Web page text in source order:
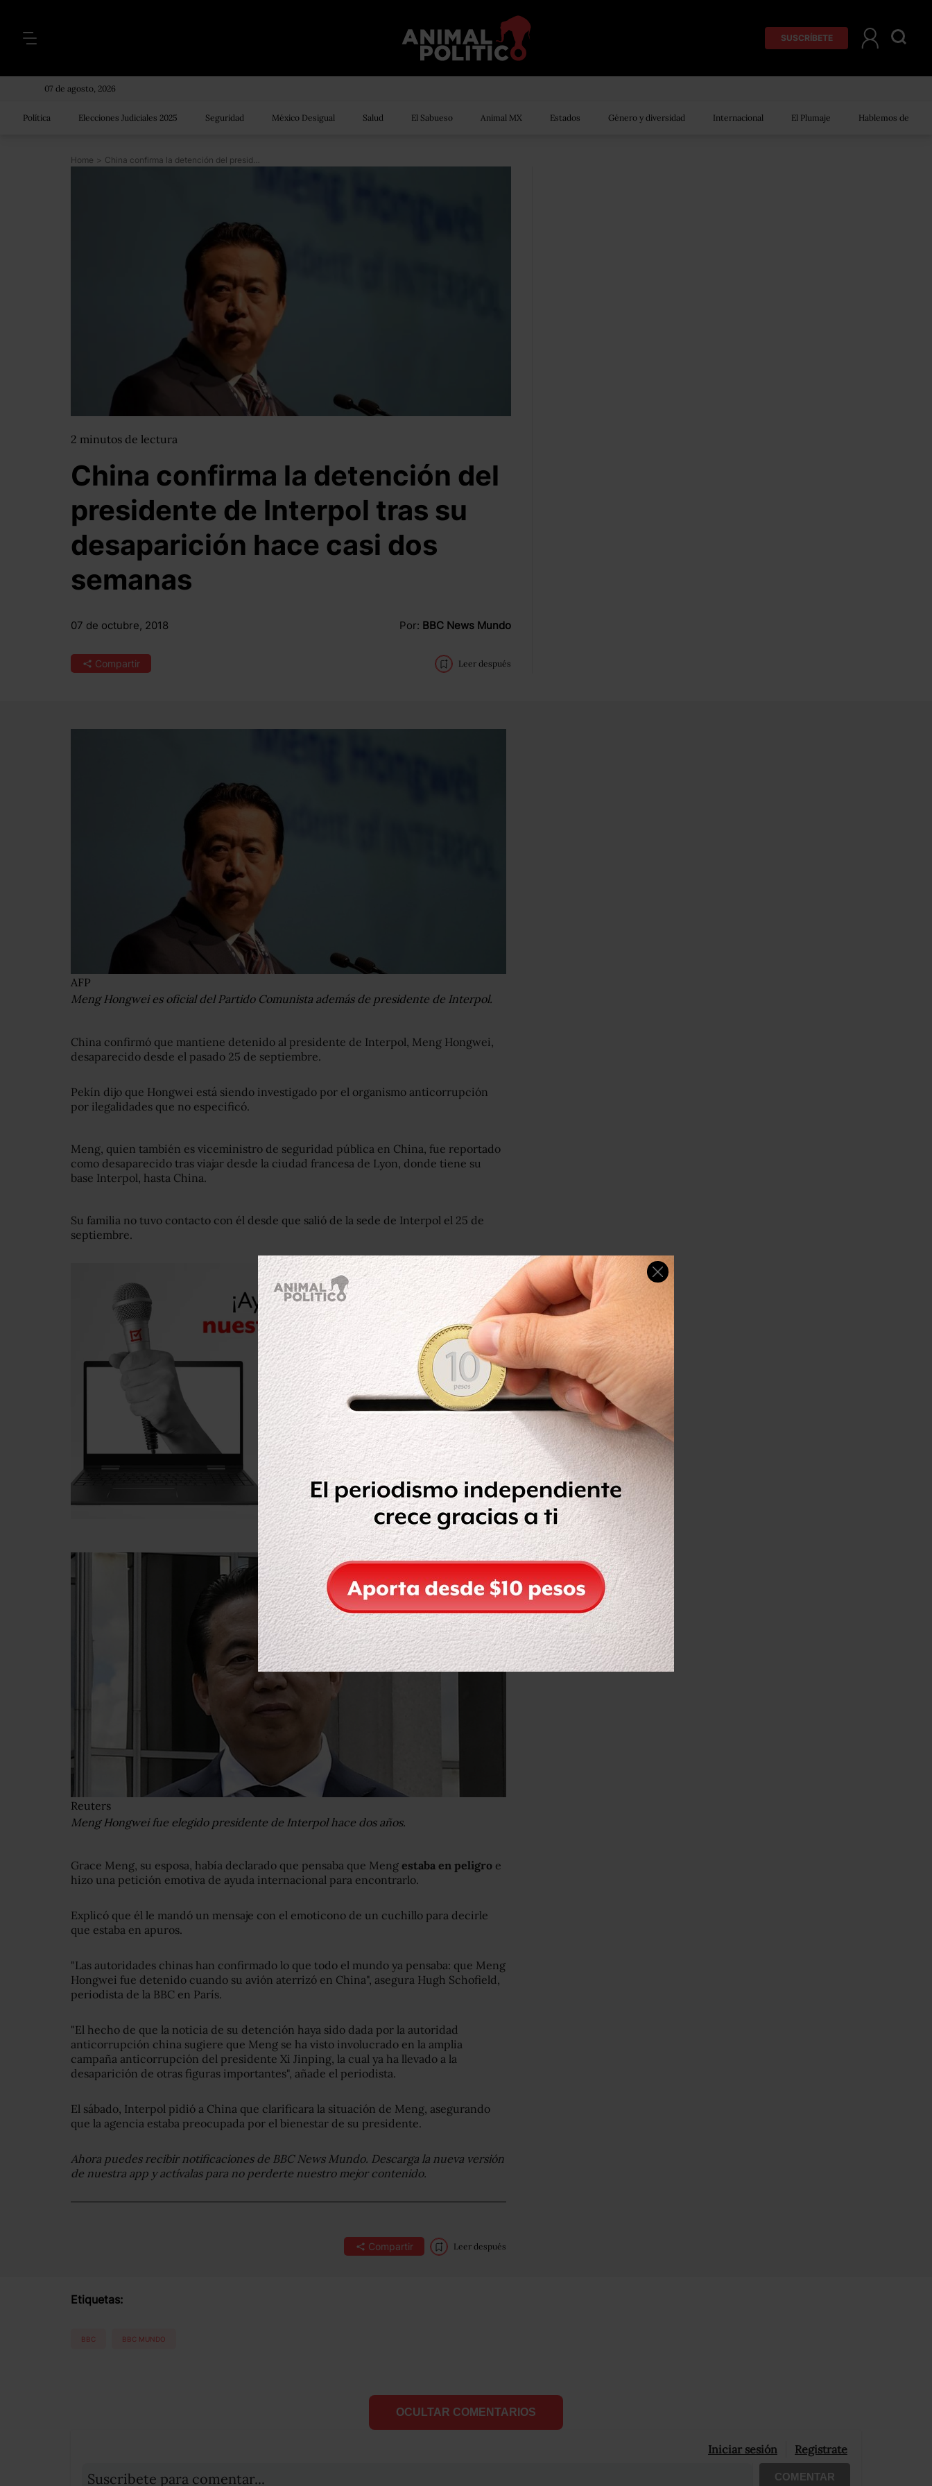
SUSCRÍBETE
07 de agosto, 2026
Política Elecciones Judiciales 2025 Seguridad México Desigual Salud El Sabueso Animal MX Estados Género y diversidad Internacional El Plumaje Hablemos de
Home > China confirma la detención del presidente de Interpol tras su desaparición hace casi dos semanas
2 minutos de lectura
China confirma la detención del
presidente de Interpol tras su
desaparición hace casi dos
semanas
07 de octubre, 2018 Por: BBC News Mundo
Compartir Leer después
AFP
Meng Hongwei es oficial del Partido Comunista además de presidente de Interpol.
China confirmó que mantiene detenido al presidente de Interpol, Meng Hongwei,
desaparecido desde el pasado 25 de septiembre.
Pekín dijo que Hongwei está siendo investigado por el organismo anticorrupción
por ilegalidades que no especificó.
Meng, quien también es viceministro de seguridad pública en China, fue reportado
como desaparecido tras viajar desde la ciudad francesa de Lyon, donde tiene su
base Interpol, hasta China.
Su familia no tuvo contacto con él desde que salió de la sede de Interpol el 25 de
septiembre.
Reuters
Meng Hongwei fue elegido presidente de Interpol hace dos años.
Grace Meng, su esposa, había declarado que pensaba que Meng estaba en peligro e
hizo una petición emotiva de ayuda internacional para encontrarlo.
Explicó que él le mandó un mensaje con el emoticono de un cuchillo para decirle
que estaba en apuros.
"Las autoridades chinas han confirmado lo que todo el mundo ya pensaba: que Meng
Hongwei fue detenido cuando su avión aterrizó en China", asegura Hugh Schofield,
periodista de la BBC en París.
"El hecho de que la noticia de su detención haya sido dada por la autoridad
anticorrupción china sugiere que Meng se ha visto involucrado en la amplia
campaña anticorrupción del presidente Xi Jinping, la cual ya ha llevado a la
desaparición de otras figuras importantes", añade el periodista.
El sábado, Interpol pidió a China que clarificara la situación de Meng, asegurando
que la agencia estaba preocupada por el bienestar de su presidente.
Ahora puedes recibir notificaciones de BBC News Mundo. Descarga la nueva versión
de nuestra app y actívalas para no perderte nuestro mejor contenido.
Compartir Leer después
Etiquetas:
BBC BBC MUNDO
OCULTAR COMENTARIOS
Iniciar sesión Registrate
Suscribete para comentar... COMENTAR